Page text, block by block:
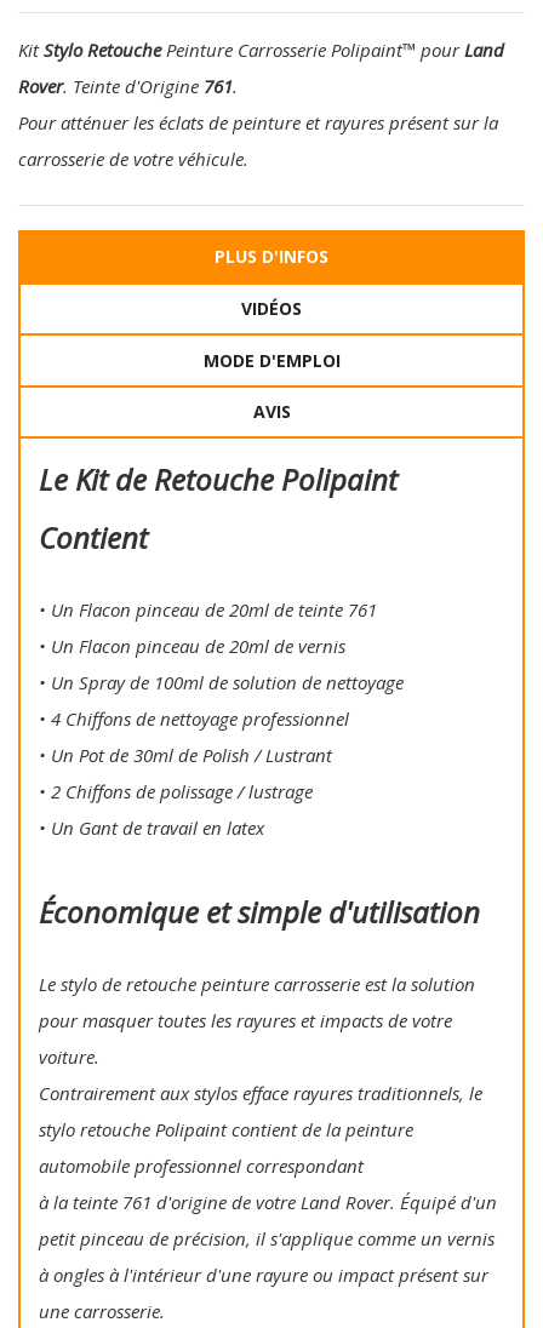
KitStylo RetouchePeinture Carrosserie Polipaint™ pourLand
Rover. Teinte d'Origine 761.
Pour atténuer les éclats de peinture et rayures présent sur la
carrosserie de votre véhicule.
PLUS D'INFOS
VIDÉOS
MODE D'EMPLOI
AVIS
Le Kit de Retouche Polipaint
Contient
• Un Flacon pinceau de 20ml de teinte 761
• Un Flacon pinceau de 20ml de vernis
• Un Spray de 100ml de solution de nettoyage
• 4 Chiffons de nettoyage professionnel
• Un Pot de 30ml de Polish / Lustrant
• 2 Chiffons de polissage / lustrage
• Un Gant de travail en latex
Économique et simple d'utilisation
Le stylo de retouche peinture carrosserie est la solution
pour masquer toutes les rayures et impacts de votre
voiture.
Contrairement aux stylos efface rayures traditionnels, le
stylo retouche Polipaint contient de la peinture
automobile professionnel correspondant
à la teinte 761 d'origine de votre Land Rover. Équipé d'un
petit pinceau de précision, il s'applique comme un vernis
à ongles à l'intérieur d'une rayure ou impact présent sur
une carrosserie.